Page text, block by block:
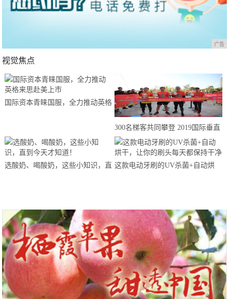
广告
视觉焦点
国际资本青睐国服，全力推动英格
300名梯客共同攀登 2019国际垂直
马拉松超级精英赛顺德海骏达中心
站欢乐开跑
选酸奶、喝酸奶，这些小知识，直 这款电动牙刷的UV杀菌+自动烘